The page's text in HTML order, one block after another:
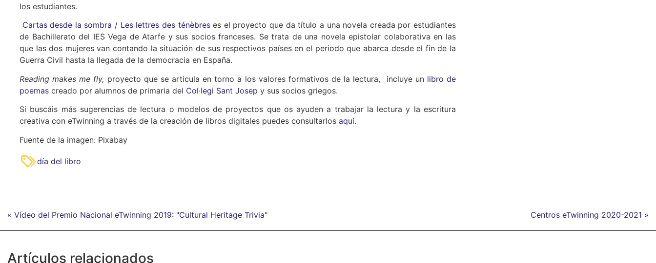
los estudiantes.
Cartas desde la sombra / Les lettres des ténèbreses el proyecto que da título a una novela creada por estudiantes
de Bachillerato del IES Vega de Atarfe y sus socios franceses. Se trata de una novela epistolar colaborativa en las
que las dos mujeres van contando la situación de sus respectivos países en el periodo que abarca desde el fin de la
Guerra Civil hasta la llegada de la democracia en España.
Reading makes me fly, proyecto que se articula en torno a los valores formativos de la lectura, incluye un libro de
poemas creado por alumnos de primaria del Col·legi Sant Josep y sus socios griegos.
Si buscáis más sugerencias de lectura o modelos de proyectos que os ayuden a trabajar la lectura y la escritura
creativa con eTwinning a través de la creación de libros digitales puedes consultarlos aquí.
Fuente de la imagen: Pixabay
día del libro
« Vídeo del Premio Nacional eTwinning 2019: "Cultural Heritage Trivia" Centros eTwinning 2020-2021 »
Artículos relacionados